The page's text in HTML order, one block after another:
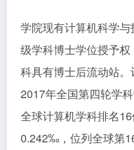
学院现有计算机科学
级学科博士学位授予
科具有博士后流动站
2017年全国第四轮学
全球计算机学科排名
0.242‰，位列全球第